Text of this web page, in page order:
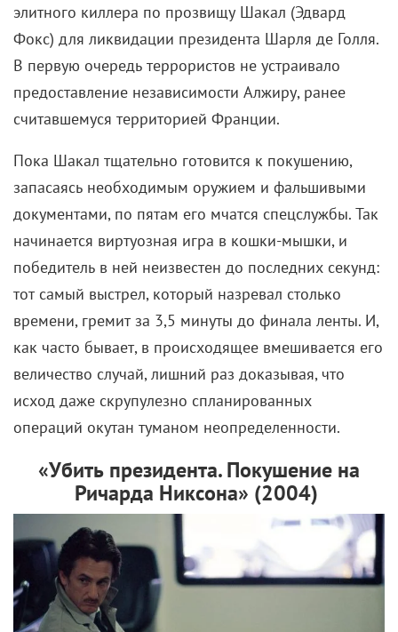
самого его совершеннолетия (а это уж ни в какие
ворота).
Жестокое обращение с детьми
Семейство Дурслей хоть и пообещало присмотреть
за маленьким Гарри, но делало это из рук вон
плохо. Бедняга тусовался под лестницей, ел
отдельно и подвергался всяческим насмешкам со
стороны дяди и тети. И – естественно! –
издевательствам со стороны кузена.
Более того, когда пришло время отправиться в
Школу магии и волшебства, приемные родители